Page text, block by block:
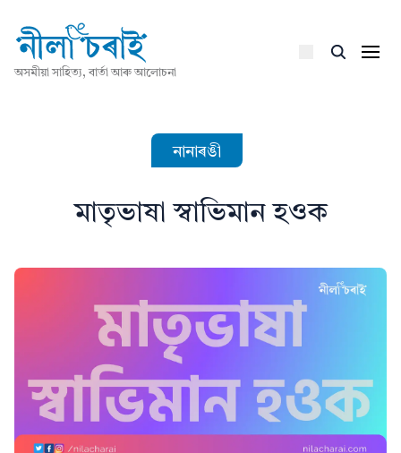
অসমীয়া সাহিত্য, বাৰ্তা আৰু আলোচনা
নানাৰঙী
মাতৃভাষা স্বাভিমান হওক